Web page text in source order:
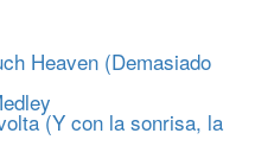
Heaven (Demasiado
(Y con la sonrisa, la